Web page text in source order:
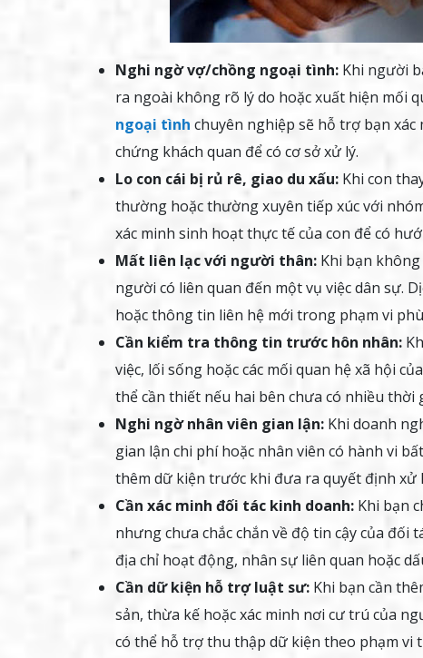
Nghi ngờ vợ/chồng ngoại tình: Khi người
ra ngoài không rõ lý do hoặc xuất hiện mối
ngoại tình chuyên nghiệp sẽ hỗ trợ bạn
chứng khách quan để có cơ sở xử lý.
Lo con cái bị rủ rê, giao du xấu: Khi con
thường hoặc thường xuyên tiếp xúc với
xác minh sinh hoạt thực tế của con để có
Mất liên lạc với người thân: Khi bạn
người có liên quan đến một vụ việc dân sự.
hoặc thông tin liên hệ mới trong phạm vi
Cần kiểm tra thông tin trước hôn nhân:
việc, lối sống hoặc các mối quan hệ xã hội
thể cần thiết nếu hai bên chưa có nhiều thời
Nghi ngờ nhân viên gian lận: Khi doanh
gian lận chi phí hoặc nhân viên có hành vi
thêm dữ kiện trước khi đưa ra quyết định xử
Cần xác minh đối tác kinh doanh: Khi bạn
nhưng chưa chắc chắn về độ tin cậy của
địa chỉ hoạt động, nhân sự liên quan hoặc
Cần dữ kiện hỗ trợ luật sư: Khi bạn cần
sản, thừa kế hoặc xác minh nơi cư trú của
có thể hỗ trợ thu thập dữ kiện theo phạm vi